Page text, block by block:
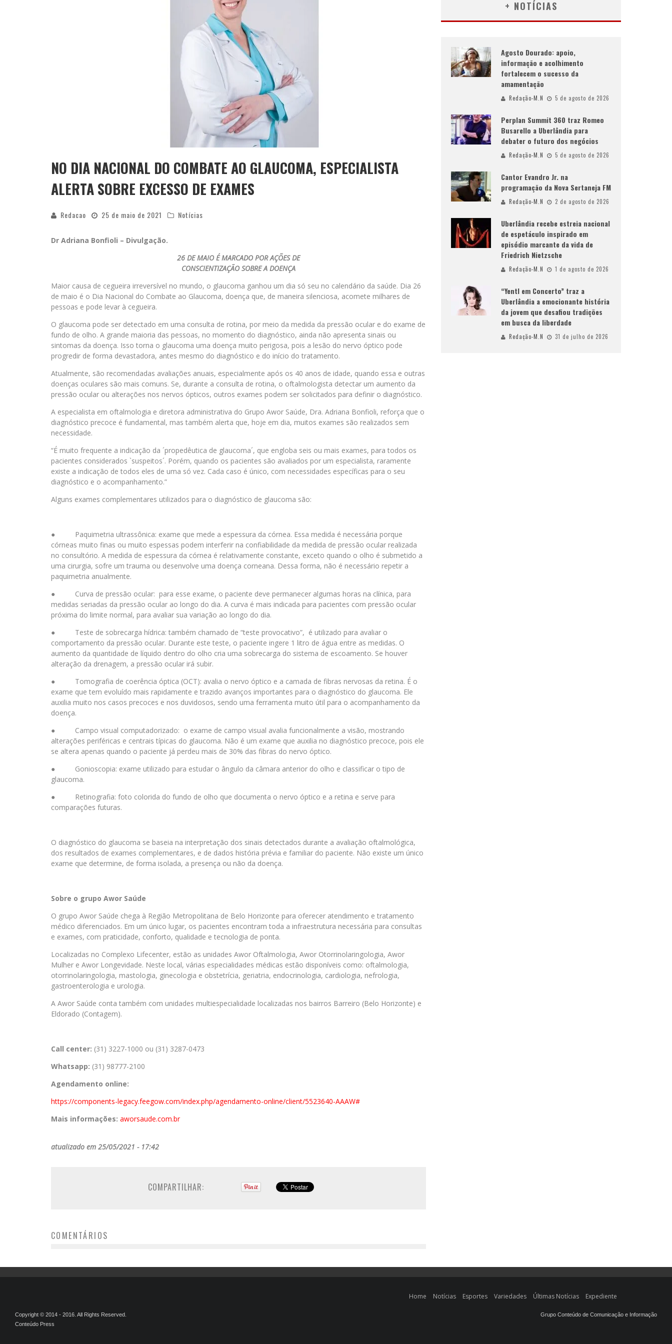
NO DIA NACIONAL DO COMBATE AO GLAUCOMA, ESPECIALISTA
ALERTA SOBRE EXCESSO DE EXAMES
Redacao 25 de maio de 2021 Notícias
Dr Adriana Bonfioli – Divulgação.
26 DE MAIO É MARCADO POR AÇÕES DE
CONSCIENTIZAÇÃO SOBRE A DOENÇA
Maior causa de cegueira irreversível no mundo, o glaucoma ganhou um dia só seu no calendário da saúde. Dia 26
de maio é o Dia Nacional do Combate ao Glaucoma, doença que, de maneira silenciosa, acomete milhares de
pessoas e pode levar à cegueira.
O glaucoma pode ser detectado em uma consulta de rotina, por meio da medida da pressão ocular e do exame de
fundo de olho. A grande maioria das pessoas, no momento do diagnóstico, ainda não apresenta sinais ou
sintomas da doença. Isso torna o glaucoma uma doença muito perigosa, pois a lesão do nervo óptico pode
progredir de forma devastadora, antes mesmo do diagnóstico e do início do tratamento.
Atualmente, são recomendadas avaliações anuais, especialmente após os 40 anos de idade, quando essa e outras
doenças oculares são mais comuns. Se, durante a consulta de rotina, o oftalmologista detectar um aumento da
pressão ocular ou alterações nos nervos ópticos, outros exames podem ser solicitados para definir o diagnóstico.
A especialista em oftalmologia e diretora administrativa do Grupo Awor Saúde, Dra. Adriana Bonfioli, reforça que o
diagnóstico precoce é fundamental, mas também alerta que, hoje em dia, muitos exames são realizados sem
necessidade.
“É muito frequente a indicação da ´propedêutica de glaucoma´, que engloba seis ou mais exames, para todos os
pacientes considerados `suspeitos´. Porém, quando os pacientes são avaliados por um especialista, raramente
existe a indicação de todos eles de uma só vez. Cada caso é único, com necessidades específicas para o seu
diagnóstico e o acompanhamento.”
Alguns exames complementares utilizados para o diagnóstico de glaucoma são:
● Paquimetria ultrassônica: exame que mede a espessura da córnea. Essa medida é necessária porque
córneas muito finas ou muito espessas podem interferir na confiabilidade da medida de pressão ocular realizada
no consultório. A medida de espessura da córnea é relativamente constante, exceto quando o olho é submetido a
uma cirurgia, sofre um trauma ou desenvolve uma doença corneana. Dessa forma, não é necessário repetir a
paquimetria anualmente.
● Curva de pressão ocular: para esse exame, o paciente deve permanecer algumas horas na clínica, para
medidas seriadas da pressão ocular ao longo do dia. A curva é mais indicada para pacientes com pressão ocular
próxima do limite normal, para avaliar sua variação ao longo do dia.
● Teste de sobrecarga hídrica: também chamado de “teste provocativo”, é utilizado para avaliar o
comportamento da pressão ocular. Durante este teste, o paciente ingere 1 litro de água entre as medidas. O
aumento da quantidade de líquido dentro do olho cria uma sobrecarga do sistema de escoamento. Se houver
alteração da drenagem, a pressão ocular irá subir.
● Tomografia de coerência óptica (OCT): avalia o nervo óptico e a camada de fibras nervosas da retina. É o
exame que tem evoluído mais rapidamente e trazido avanços importantes para o diagnóstico do glaucoma. Ele
auxilia muito nos casos precoces e nos duvidosos, sendo uma ferramenta muito útil para o acompanhamento da
doença.
● Campo visual computadorizado: o exame de campo visual avalia funcionalmente a visão, mostrando
alterações periféricas e centrais típicas do glaucoma. Não é um exame que auxilia no diagnóstico precoce, pois ele
se altera apenas quando o paciente já perdeu mais de 30% das fibras do nervo óptico.
● Gonioscopia: exame utilizado para estudar o ângulo da câmara anterior do olho e classificar o tipo de
glaucoma.
● Retinografia: foto colorida do fundo de olho que documenta o nervo óptico e a retina e serve para
comparações futuras.
O diagnóstico do glaucoma se baseia na interpretação dos sinais detectados durante a avaliação oftalmológica,
dos resultados de exames complementares, e de dados história prévia e familiar do paciente. Não existe um único
exame que determine, de forma isolada, a presença ou não da doença.
Sobre o grupo Awor Saúde
O grupo Awor Saúde chega à Região Metropolitana de Belo Horizonte para oferecer atendimento e tratamento
médico diferenciados. Em um único lugar, os pacientes encontram toda a infraestrutura necessária para consultas
e exames, com praticidade, conforto, qualidade e tecnologia de ponta.
Localizadas no Complexo Lifecenter, estão as unidades Awor Oftalmologia, Awor Otorrinolaringologia, Awor
Mulher e Awor Longevidade. Neste local, várias especialidades médicas estão disponíveis como: oftalmologia,
otorrinolaringologia, mastologia, ginecologia e obstetrícia, geriatria, endocrinologia, cardiologia, nefrologia,
gastroenterologia e urologia.
A Awor Saúde conta também com unidades multiespecialidade localizadas nos bairros Barreiro (Belo Horizonte) e
Eldorado (Contagem).
Call center: (31) 3227-1000 ou (31) 3287-0473
Whatsapp: (31) 98777-2100
Agendamento online:
https://components-legacy.feegow.com/index.php/agendamento-online/client/5523640-AAAW#
Mais informações: aworsaude.com.br
atualizado em 25/05/2021 - 17:42
COMPARTILHAR:
COMENTÁRIOS
+ NOTÍCIAS
Agosto Dourado: apoio,
informação e acolhimento
fortalecem o sucesso da
amamentação
Redação-M.N 5 de agosto de 2026
Perplan Summit 360 traz Romeo
Busarello a Uberlândia para
debater o futuro dos negócios
Redação-M.N 5 de agosto de 2026
Cantor Evandro Jr. na
programação da Nova Sertaneja FM
Redação-M.N 2 de agosto de 2026
Uberlândia recebe estreia nacional
de espetáculo inspirado em
episódio marcante da vida de
Friedrich Nietzsche
Redação-M.N 1 de agosto de 2026
“Yentl em Concerto” traz a
Uberlândia a emocionante história
da jovem que desafiou tradições
em busca da liberdade
Redação-M.N 31 de julho de 2026
Home Notícias Esportes Variedades Últimas Notícias Expediente
Copyright © 2014 - 2016. All Rights Reserved.
Conteúdo Press
Grupo Conteúdo de Comunicação e Informação